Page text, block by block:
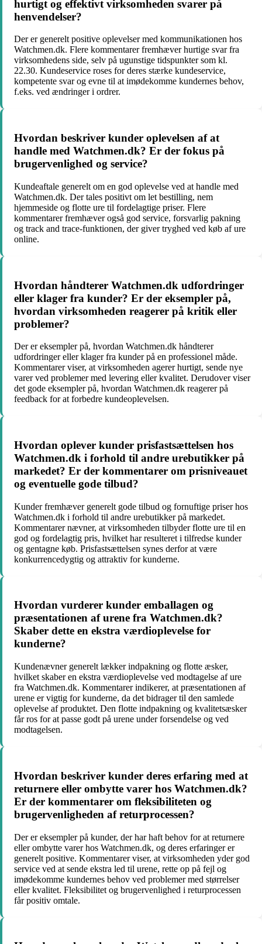
hurtigt og effektivt virksomheden svarer på
henvendelser?
Der er generelt positive oplevelser med kommunikationen hos
Watchmen.dk. Flere kommentarer fremhæver hurtige svar fra
virksomhedens side, selv på ugunstige tidspunkter som kl.
22.30. Kundeservice roses for deres stærke kundeservice,
kompetente svar og evne til at imødekomme kundernes behov,
f.eks. ved ændringer i ordrer.
Hvordan beskriver kunder oplevelsen af at
handle med Watchmen.dk? Er der fokus på
brugervenlighed og service?
Kundeaftale generelt om en god oplevelse ved at handle med
Watchmen.dk. Der tales positivt om let bestilling, nem
hjemmeside og flotte ure til fordelagtige priser. Flere
kommentarer fremhæver også god service, forsvarlig pakning
og track and trace-funktionen, der giver tryghed ved køb af ure
online.
Hvordan håndterer Watchmen.dk udfordringer
eller klager fra kunder? Er der eksempler på,
hvordan virksomheden reagerer på kritik eller
problemer?
Der er eksempler på, hvordan Watchmen.dk håndterer
udfordringer eller klager fra kunder på en professionel måde.
Kommentarer viser, at virksomheden agerer hurtigt, sende nye
varer ved problemer med levering eller kvalitet. Derudover viser
det gode eksempler på, hvordan Watchmen.dk reagerer på
feedback for at forbedre kundeoplevelsen.
Hvordan oplever kunder prisfastsættelsen hos
Watchmen.dk i forhold til andre urebutikker på
markedet? Er der kommentarer om prisniveauet
og eventuelle gode tilbud?
Kunder fremhæver generelt gode tilbud og fornuftige priser hos
Watchmen.dk i forhold til andre urebutikker på markedet.
Kommentarer nævner, at virksomheden tilbyder flotte ure til en
god og fordelagtig pris, hvilket har resulteret i tilfredse kunder
og gentagne køb. Prisfastsættelsen synes derfor at være
konkurrencedygtig og attraktiv for kunderne.
Hvordan vurderer kunder emballagen og
præsentationen af urene fra Watchmen.dk?
Skaber dette en ekstra værdioplevelse for
kunderne?
Kundenævner generelt lækker indpakning og flotte æsker,
hvilket skaber en ekstra værdioplevelse ved modtagelse af ure
fra Watchmen.dk. Kommentarer indikerer, at præsentationen af
urene er vigtig for kunderne, da det bidrager til den samlede
oplevelse af produktet. Den flotte indpakning og kvalitetsæsker
får ros for at passe godt på urene under forsendelse og ved
modtagelsen.
Hvordan beskriver kunder deres erfaring med at
returnere eller ombytte varer hos Watchmen.dk?
Er der kommentarer om fleksibiliteten og
brugervenligheden af returprocessen?
Der er eksempler på kunder, der har haft behov for at returnere
eller ombytte varer hos Watchmen.dk, og deres erfaringer er
generelt positive. Kommentarer viser, at virksomheden yder god
service ved at sende ekstra led til urene, rette op på fejl og
imødekomme kundernes behov ved problemer med størrelser
eller kvalitet. Fleksibilitet og brugervenlighed i returprocessen
får positiv omtale.